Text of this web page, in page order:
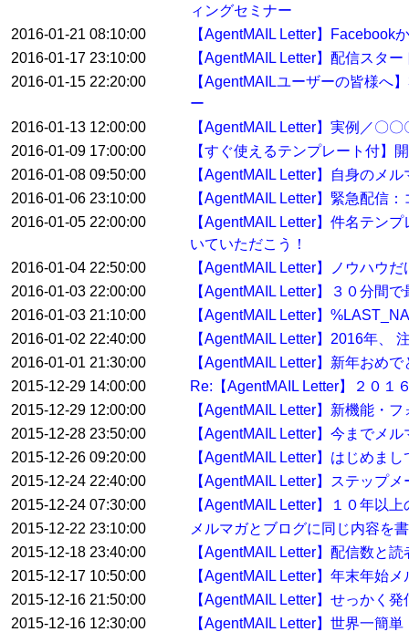
ィングセミナー
2016-01-21 08:10:00
【AgentMAIL Letter】Facebook
2016-01-17 23:10:00
【AgentMAIL Letter】配信スタ
2016-01-15 22:20:00
【AgentMAILユーザーの皆様へ
ー
2016-01-13 12:00:00
【AgentMAIL Letter】実例／〇
2016-01-09 17:00:00
【すぐ使えるテンプレート付】
2016-01-08 09:50:00
【AgentMAIL Letter】自身のメ
2016-01-06 23:10:00
【AgentMAIL Letter】緊急配信
2016-01-05 22:00:00
【AgentMAIL Letter】件名テン
いていただこう！
2016-01-04 22:50:00
【AgentMAIL Letter】ノウハウ
2016-01-03 22:00:00
【AgentMAIL Letter】３０分間
2016-01-03 21:10:00
【AgentMAIL Letter】
2016-01-02 22:40:00
【AgentMAIL Letter】2016年、
2016-01-01 21:30:00
【AgentMAIL Letter】新年おめ
2015-12-29 14:00:00
Re:【AgentMAIL Letter】２０１
2015-12-29 12:00:00
【AgentMAIL Letter】新機能・
2015-12-28 23:50:00
【AgentMAIL Letter】今までメ
2015-12-26 09:20:00
【AgentMAIL Letter】はじめま
2015-12-24 22:40:00
【AgentMAIL Letter】ステップ
2015-12-24 07:30:00
【AgentMAIL Letter】１０年以
2015-12-22 23:10:00
メルマガとブログに同じ内容を
2015-12-18 23:40:00
【AgentMAIL Letter】配信数と
2015-12-17 10:50:00
【AgentMAIL Letter】年末年始
2015-12-16 21:50:00
【AgentMAIL Letter】せっかく
2015-12-16 12:30:00
【AgentMAIL Letter】世界一簡